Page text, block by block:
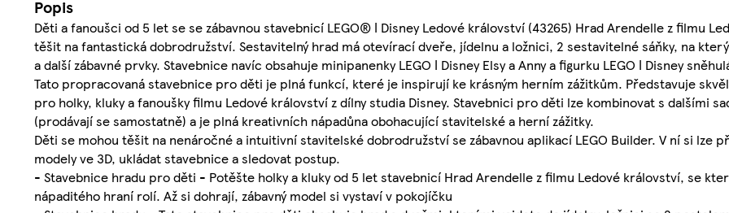
Popis
Děti a fanoušci od 5 let se se zábavnou stavebnicí LEGO® ǀ Disney Ledové království (43265) Hrad Arendelle z filmu
těšit na fantastická dobrodružství. Sestavitelný hrad má otevírací dveře, jídelnu a ložnici, 2 sestavitelné sáňky, na
a další zábavné prvky. Stavebnice navíc obsahuje minipanenky LEGO ǀ Disney Elsy a Anny a figurku LEGO ǀ Disney
Tato propracovaná stavebnice pro děti je plná funkcí, které je inspirují ke krásným herním zážitkům. Představuje
pro holky, kluky a fanoušky filmu Ledové království z dílny studia Disney. Stavebnici pro děti lze kombinovat s dalšími
(prodávají se samostatně) a je plná kreativních nápadůna obohacující stavitelské a herní zážitky.
Děti se mohou těšit na nenáročné a intuitivní stavitelské dobrodružství se zábavnou aplikací LEGO Builder. V ní si lze
modely ve 3D, ukládat stavebnice a sledovat postup.
- Stavebnice hradu pro děti - Potěšte holky a kluky od 5 let stavebnicí Hrad Arendelle z filmu Ledové království, se
nápaditého hraní rolí. Až si dohrají, zábavný model si vystaví v pokojíčku